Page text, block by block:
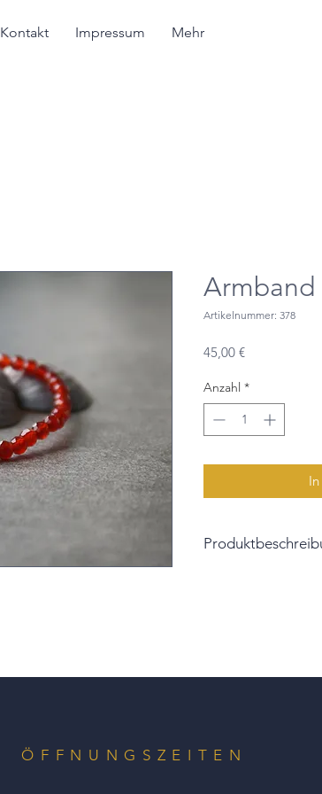
Kontakt Impressum Mehr
Armband
Artikelnummer: 378
45,00 €Preis
Anzahl *
„Lebensstein“, da
Aufgezogen sind
ÖFFNUNGSZEITEN